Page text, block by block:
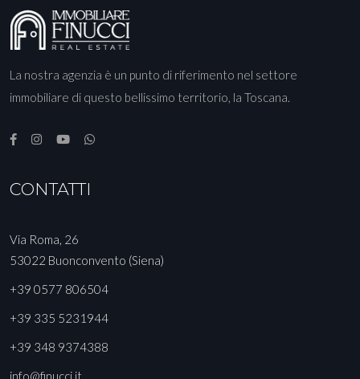
La nostra agenzia è un punto di riferimento nel settore
immobiliare di questo bellissimo territorio, la Toscana.
CONTATTI
Via Roma, 26
53022 Buonconvento (Siena)
+39 0577 806504
+39 335 5231944
+39 348 9374388
info@finucci.it